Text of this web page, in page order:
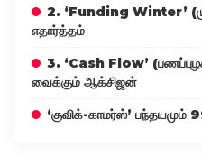
2. ‘Funding Winter’
எதார்த்தம்
3. ‘Cash Flow’
வைக்கும் ஆக்சிஜன்
‘குவிக்-காமர்ஸ்’ பந்தயமும்